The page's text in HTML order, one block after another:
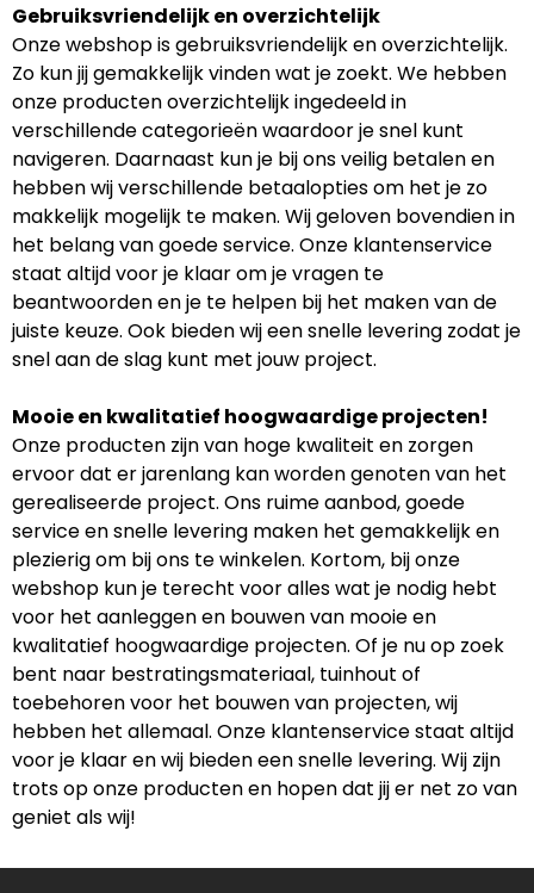
Gebruiksvriendelijk en overzichtelijk
Onze webshop is gebruiksvriendelijk en overzichtelijk.
Zo kun jij gemakkelijk vinden wat je zoekt. We hebben
onze producten overzichtelijk ingedeeld in
verschillende categorieën waardoor je snel kunt
navigeren. Daarnaast kun je bij ons veilig betalen en
hebben wij verschillende betaalopties om het je zo
makkelijk mogelijk te maken. Wij geloven bovendien in
het belang van goede service. Onze klantenservice
staat altijd voor je klaar om je vragen te
beantwoorden en je te helpen bij het maken van de
juiste keuze. Ook bieden wij een snelle levering zodat je
snel aan de slag kunt met jouw project.
Mooie en kwalitatief hoogwaardige projecten!
Onze producten zijn van hoge kwaliteit en zorgen
ervoor dat er jarenlang kan worden genoten van het
gerealiseerde project. Ons ruime aanbod, goede
service en snelle levering maken het gemakkelijk en
plezierig om bij ons te winkelen. Kortom, bij onze
webshop kun je terecht voor alles wat je nodig hebt
voor het aanleggen en bouwen van mooie en
kwalitatief hoogwaardige projecten. Of je nu op zoek
bent naar bestratingsmateriaal, tuinhout of
toebehoren voor het bouwen van projecten, wij
hebben het allemaal. Onze klantenservice staat altijd
voor je klaar en wij bieden een snelle levering. Wij zijn
trots op onze producten en hopen dat jij er net zo van
geniet als wij!